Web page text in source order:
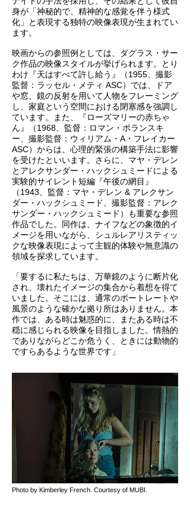
身が「神秘的で、精神的な感覚を伴う様式
化」と表現する独特の映像表現が生まれてい
ます。
映画からの参照例としては、ダグラス・サー
ク作品の映像スタイルが挙げられます。とり
わけ『天はすべて許し給う』（1955、撮影
監督：ラッセル・メティ ASC）では、ドア
や窓、鏡の反射を用いて人物をフレーミング
し、家庭という空間における閉塞感を強調し
ています。また、『ローズマリーの赤ちゃ
ん』（1968、監督：ロマン・ポランスキ
ー、撮影監督：ウィリアム・A・フレイカー
ASC）からは、心理的緊張の構築手法に影響
を受けたといいます。さらに、マヤ・デレン
とアレクサンダー・ハックシュミードによる
実験的サイレント短編『午後の網目』
（1943、監督：マヤ・デレン & アレクサン
ダー・ハックシュミード、撮影監督：アレク
サンダー・ハックシュミード）も重要な参照
作品でした。同作は、ナイフなどの象徴的イ
メージを用いながら、シュルレアリスティッ
クな映像表現によって主観的体験や無意識の
領域を探求しています。
「要するに私たちは、万華鏡のように断片化
され、壊れたイメージの集合から着想を得て
いました。そこには、通常のポートレートや
風景のような確かな拠り所はありません。本
作では、ある時は魅惑的に、またある時は不
穏に感じられる映像を目指しました。情熱的
でありながらどこか危うく、ときには動物的
ですらあるような世界です」
Photo by Kimberley French. Courtesy of MUBI.